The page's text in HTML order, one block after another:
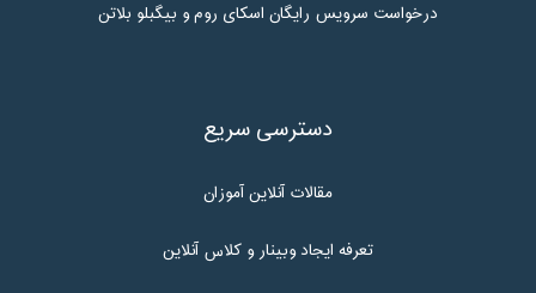
درخواست سرویس رایگان اسکای روم و بیگبلو بلاتن
دسترسی سریع
مقالات آنلاین آموزان
تعرفه ایجاد وبینار و کلاس آنلاین